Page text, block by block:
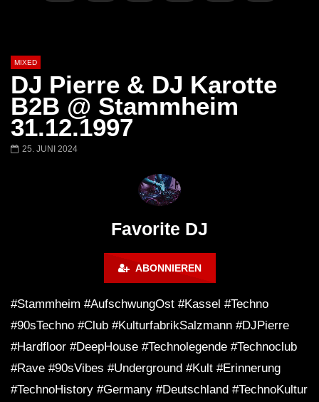
MIXED
DJ Pierre & DJ Karotte
B2B @ Stammheim
31.12.1997
25. JUNI 2024
Favorite DJ
ABONNIEREN
#Stammheim #AufschwungOst #Kassel #Techno
#90sTechno #Club #KulturfabrikSalzmann #DJPierre
#Hardfloor #DeepHouse #Technolegende #Technoclub
#Rave #90sVibes #Underground #Kult #Erinnerung
#TechnoHistory #Germany #Deutschland #TechnoKultur